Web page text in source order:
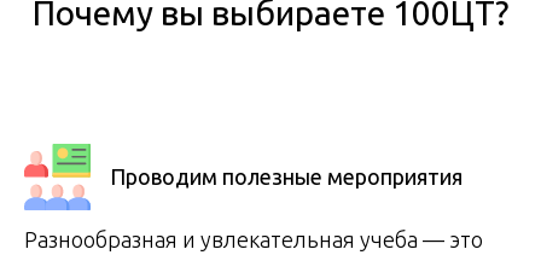
Почему вы выбираете 100ЦТ?
Проводим полезные мероприятия
Разнообразная и увлекательная учеба — это